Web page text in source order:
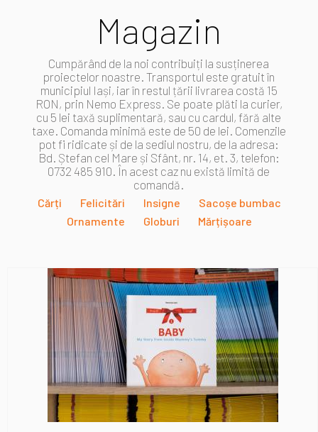
Magazin
Cumpărând de la noi contribuiți la susținerea
proiectelor noastre. Transportul este gratuit în
municipiul Iași, iar în restul țării livrarea costă 15
RON, prin Nemo Express. Se poate plăti la curier,
cu 5 lei taxă suplimentară, sau cu cardul, fără alte
taxe. Comanda minimă este de 50 de lei. Comenzile
pot fi ridicate și de la sediul nostru, de la adresa:
Bd. Ștefan cel Mare și Sfânt, nr. 14, et. 3, telefon:
0732 485 910. În acest caz nu există limită de
comandă.
Cărți Felicitări Insigne
Sacoșe bumbac
Ornamente
Globuri Mărțișoare